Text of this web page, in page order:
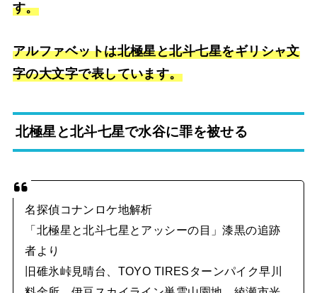
す。
アルファベットは北極星と北斗七星をギリシャ文
字の大文字で表しています。
北極星と北斗七星で水谷に罪を被せる
名探偵コナンロケ地解析
「北極星と北斗七星とアッシーの目」漆黒の追跡
者より
旧碓氷峠見晴台、TOYO TIRESターンパイク早川